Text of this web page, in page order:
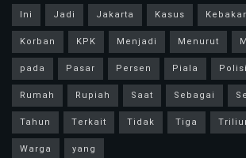
Ini
Jadi Jakarta Kasus
Korban
KPK Menjadi Menurut
pada
Pasar Persen Piala Polisi
Rumah
Rupiah Saat Sebagai
Tahun
Terkait Tidak Tiga
Warga
yang